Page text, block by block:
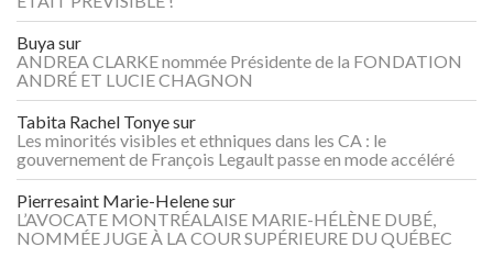
Buyasur
ANDREA CLARKE nommée Présidente de la FONDATION
ANDRÉ ET LUCIE CHAGNON
Tabita Rachel Tonyesur
Les minorités visibles et ethniques dans les CA : le
gouvernement de François Legault passe en mode accéléré
Pierresaint Marie-Helenesur
L’AVOCATE MONTRÉALAISE MARIE-HÉLÈNE DUBÉ,
NOMMÉE JUGE À LA COUR SUPÉRIEURE DU QUÉBEC